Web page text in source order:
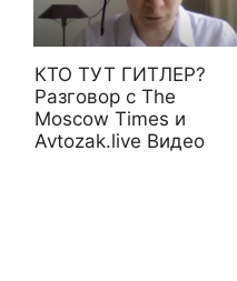
КТО ТУТ ГИТЛЕР?
Разговор с The
Moscow Times и
Avtozak.live Видео